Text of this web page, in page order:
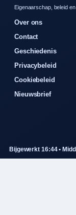
Eigenaarschap, beleid
Over ons
Contact
Geschiedenis
Privacybeleid
Cookiebeleid
Nieuwsbrief
Bijgewerkt 16:44 •